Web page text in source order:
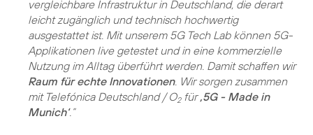
vergleichbare Infrastruktur in Deutschland, die derart
leicht zugänglich und technisch hochwertig
ausgestattet ist. Mit unserem 5G Tech Lab können 5G-
Applikationen live getestet und in eine kommerzielle
Nutzung im Alltag überführt werden. Damit schaffen wir
Raum für echte Innovationen. Wir sorgen zusammen
mit Telefónica Deutschland / O2für‚5G - Made in
Munich‘.”